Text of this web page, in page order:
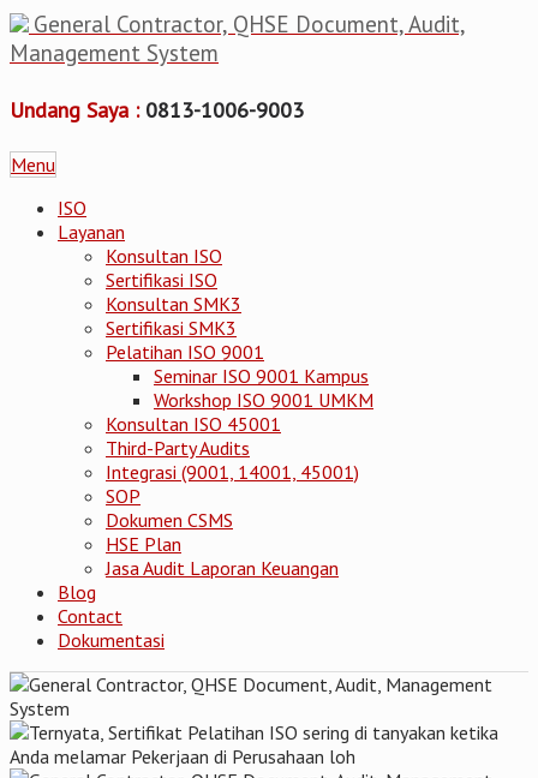
General Contractor, QHSE Document, Audit,
Management System
Undang Saya : 0813-1006-9003
Menu
ISO
Layanan
Konsultan ISO
Sertifikasi ISO
Konsultan SMK3
Sertifikasi SMK3
Pelatihan ISO 9001
Seminar ISO 9001 Kampus
Workshop ISO 9001 UMKM
Konsultan ISO 45001
Third-Party Audits
Integrasi (9001, 14001, 45001)
SOP
Dokumen CSMS
HSE Plan
Jasa Audit Laporan Keuangan
Blog
Contact
Dokumentasi